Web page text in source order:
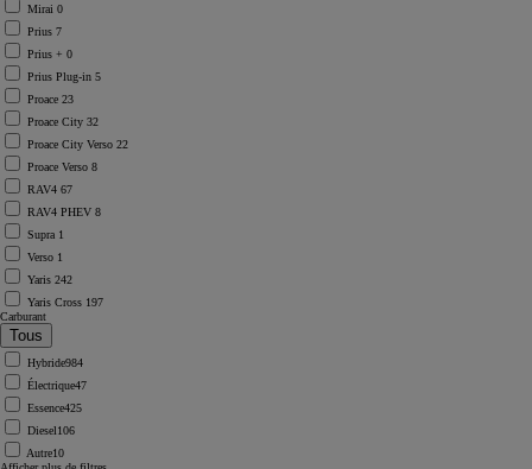
Mirai 0
Prius 7
Prius + 0
Prius Plug-in 5
Proace 23
Proace City 32
Proace City Verso 22
Proace Verso 8
RAV4 67
RAV4 PHEV 8
Supra 1
Verso 1
Yaris 242
Yaris Cross 197
Carburant
Hybride984
Électrique47
Essence425
Diesel106
Autre10